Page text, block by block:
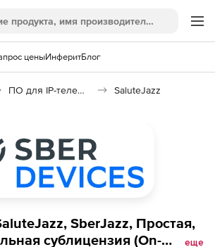
ценыИнферитБлог
ПО для IP-телефонии SaluteJazz
SberJazz, Простая,
сублицензия (On-
еще